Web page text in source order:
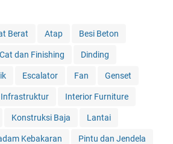
Berat Atap Besi Beton
Cat dan Finishing Dinding
Escalator Fan Genset
Infrastruktur Interior Furniture
Konstruksi Baja Lantai
Kebakaran Pintu dan Jendela